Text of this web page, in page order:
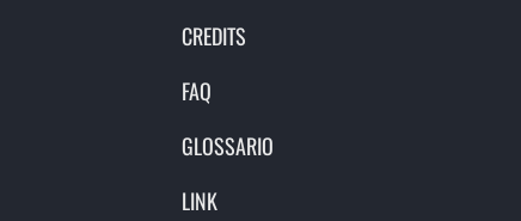
CREDITS
FAQ
GLOSSARIO
LINK